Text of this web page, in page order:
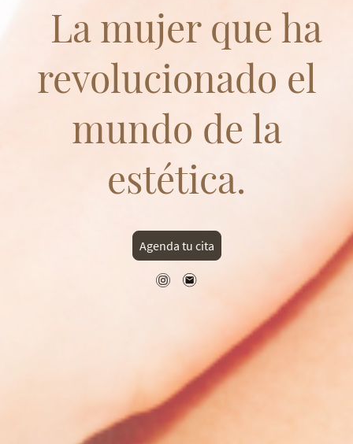
La mujer que ha
revolucionado el
mundo de la
estética.
Agenda tu cita